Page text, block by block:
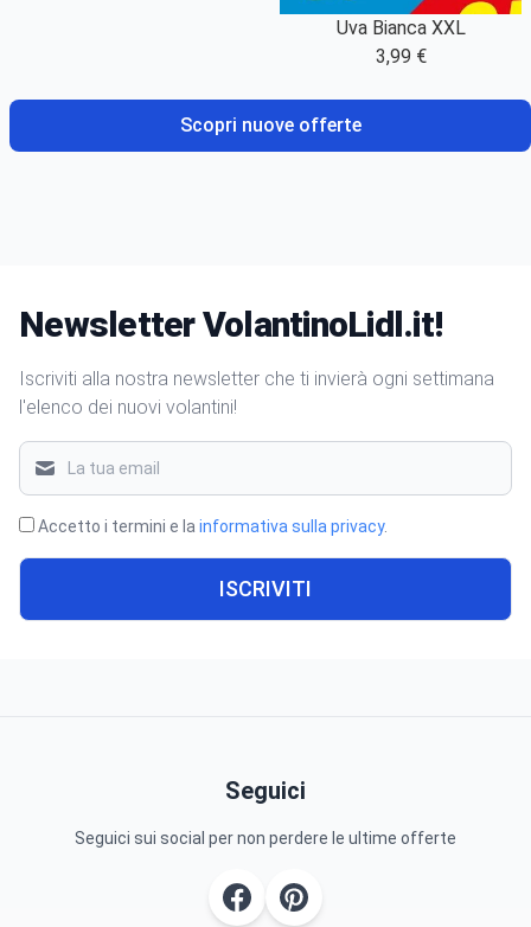
Uva Bianca XXL
3,99 €
Scopri nuove offerte
Newsletter VolantinoLidl.it!
Iscriviti alla nostra newsletter che ti invierà ogni settimana
l'elenco dei nuovi volantini!
Accetto i termini e lainformativa sulla privacy.
ISCRIVITI
Seguici
Seguici sui social per non perdere le ultime offerte